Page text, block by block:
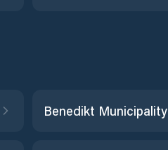
Benedikt Municipality